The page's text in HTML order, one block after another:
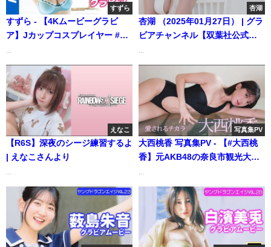
すずら
すずら - 【4Kムービーグラビ
ア】Jカップコスプレイヤー #す
場！圧倒的なスタイルでキュー
トな猫グラビアからドキドキの
初水着＆初下着の撮影に最高画
質で没入密着！【メイキング】
(Oct 18, 2025) | ヤンジャン
TV【集英社ヤングジャンプ公
式】さんより
杏湖
杏湖 （2025年01月27日） | グラ
ビアチャンネル【双葉社公式】
えなこ
【R6S】深夜のシージ練習するよ
| えなこさんより
写真集PV
大西桃香 写真集PV - 【#大西桃
香】元AKB48の奈良市観光大
るチカラ』好評発売中！ー
Momoka Onishi（2025年01月
29日） | 週プレChannel【集英
社 週刊プレイボーイ公式】さん
より